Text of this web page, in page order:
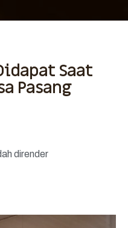
Saat
Pasang
dirender